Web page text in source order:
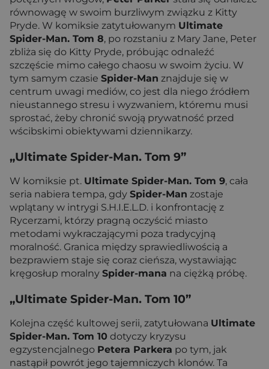
równowagę w swoim burzliwym związku z Kitty
Pryde. W komiksie zatytułowanym Ultimate
Spider-Man. Tom 8, po rozstaniu z Mary Jane, Peter
zbliża się do Kitty Pryde, próbując odnaleźć
szczęście mimo całego chaosu w swoim życiu. W
tym samym czasie Spider-Man znajduje się w
centrum uwagi mediów, co jest dla niego źródłem
nieustannego stresu i wyzwaniem, któremu musi
sprostać, żeby chronić swoją prywatność przed
wścibskimi obiektywami dziennikarzy.
„Ultimate Spider-Man. Tom 9”
W komiksie pt. Ultimate Spider-Man. Tom 9, cała
seria nabiera tempa, gdy Spider-Man zostaje
wplątany w intrygi S.H.I.E.L.D. i konfrontację z
Rycerzami, którzy pragną oczyścić miasto
metodami wykraczającymi poza tradycyjną
moralność. Granica między sprawiedliwością a
bezprawiem staje się coraz cieńsza, wystawiając
kręgosłup moralny Spider-mana na ciężką próbę.
„Ultimate Spider-Man. Tom 10”
Kolejna część kultowej serii, zatytułowana Ultimate
Spider-Man. Tom 10 dotyczy kryzysu
egzystencjalnego Petera Parkera po tym, jak
nastąpił powrót jego tajemniczych klonów. Ta